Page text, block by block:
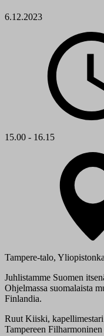
6.12.2023
15.00 - 16.15
Tampere-talo,
Juhlistamme Suomen
Ohjelmassa suomalaista
Finlandia.
Ruut Kiiski, kapellimestari
Tampereen